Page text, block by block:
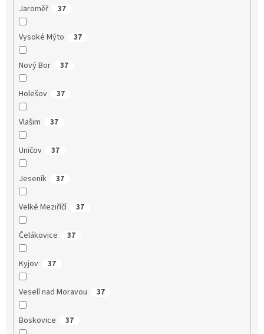
Jaroměř 37
Vysoké Mýto 37
Nový Bor 37
Holešov 37
Vlašim 37
Uničov 37
Jeseník 37
Velké Meziříčí 37
Čelákovice 37
Kyjov 37
Veselí nad Moravou 37
Boskovice 37